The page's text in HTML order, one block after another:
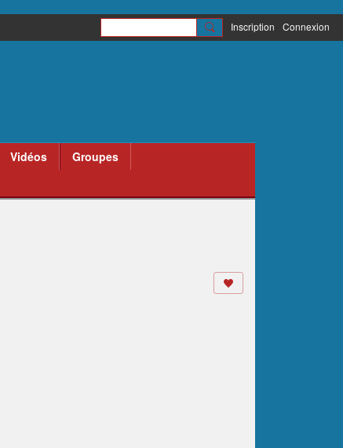
Inscription Connexion
Vidéos
Groupes